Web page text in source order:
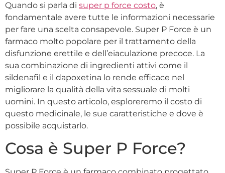
Quando si parla di super p force costo, è
fondamentale avere tutte le informazioni necessarie
per fare una scelta consapevole. Super P Force è un
farmaco molto popolare per il trattamento della
disfunzione erettile e dell’eiaculazione precoce. La
sua combinazione di ingredienti attivi come il
sildenafil e il dapoxetina lo rende efficace nel
migliorare la qualità della vita sessuale di molti
uomini. In questo articolo, esploreremo il costo di
questo medicinale, le sue caratteristiche e dove è
possibile acquistarlo.
Cosa è Super P Force?